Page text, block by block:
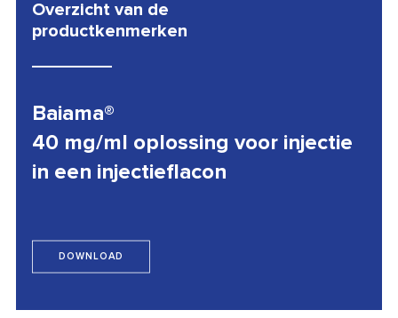
Overzicht van de
productkenmerken
Baiama®
40 mg/ml oplossing voor injectie
in een injectieflacon
DOWNLOAD